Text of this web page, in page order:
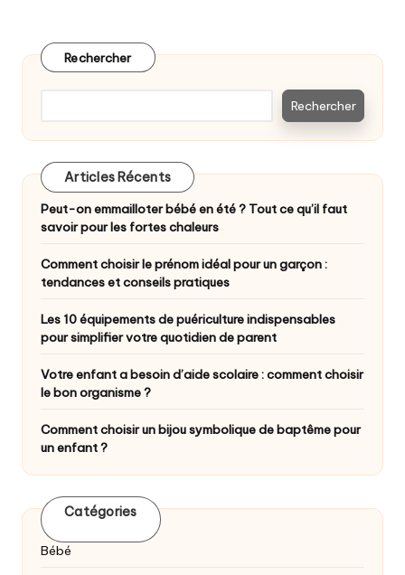
Rechercher
Rechercher
Articles Récents
Peut-on emmailloter bébé en été ? Tout ce qu’il faut
savoir pour les fortes chaleurs
Comment choisir le prénom idéal pour un garçon :
tendances et conseils pratiques
Les 10 équipements de puériculture indispensables
pour simplifier votre quotidien de parent
Votre enfant a besoin d’aide scolaire : comment choisir
le bon organisme ?
Comment choisir un bijou symbolique de baptême pour
un enfant ?
Catégories
Bébé